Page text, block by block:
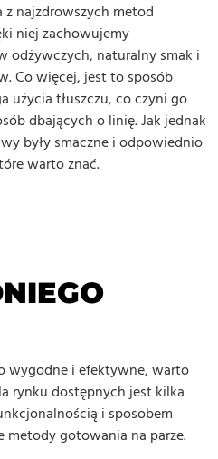
najzdrowszych metod
niej zachowujemy
odżywczych, naturalny smak i
Co więcej, jest to sposób
użycia tłuszczu, co czyni go
dbających o linię. Jak jednak
były smaczne i odpowiednio
warto znać.
wygodne i efektywne, warto
rynku dostępnych jest kilka
i sposobem
metody gotowania na parze.